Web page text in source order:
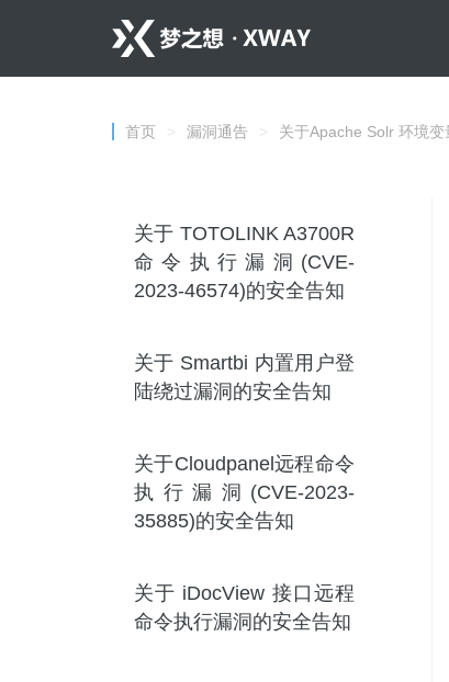
首页 漏洞通告 关于Apache Solr 环境
关于 TOTOLINK A3700R
命令执行漏洞(CVE-
2023-46574)的安全告知
关于 Smartbi 内置用户登
陆绕过漏洞的安全告知
关于Cloudpanel远程命令
执行漏洞(CVE-2023-
35885)的安全告知
关于 iDocView 接口远程
命令执行漏洞的安全告知